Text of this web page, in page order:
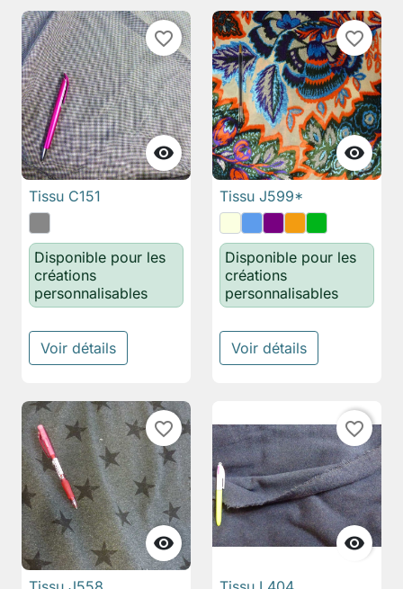

favorite_border
Tissu C151
Disponible pour les
créations
personnalisables
Voir détails

favorite_border
Tissu J599*
Disponible pour les
créations
personnalisables
Voir détails

favorite_border

favorite_border